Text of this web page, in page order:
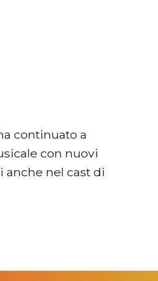
continuato a
con nuovi
anche nel cast di